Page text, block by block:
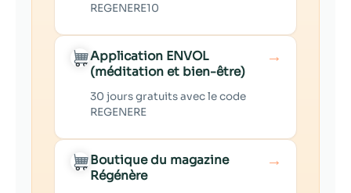
REGENERE10
Application ENVOL
(méditation et bien-être)
30 jours gratuits avec le code
REGENERE
→
Boutique du magazine
Régénère
→